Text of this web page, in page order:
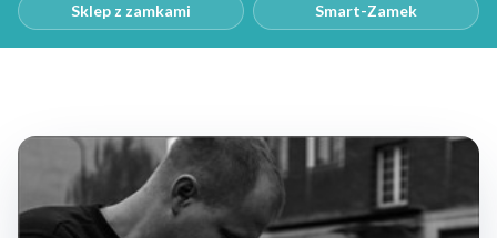
Sklep z zamkami Smart-Zamek